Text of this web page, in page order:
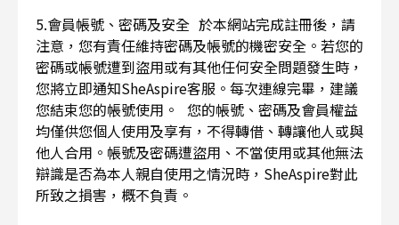
5.會員帳號、密碼及安全 於本網站完成註冊後，請
注意，您有責任維持密碼及帳號的機密安全。若您的
密碼或帳號遭到盜用或有其他任何安全問題發生時，
您將立即通知SheAspire客服。每次連線完畢，建議
您結束您的帳號使用。 您的帳號、密碼及會員權益
均僅供您個人使用及享有，不得轉借、轉讓他人或與
他人合用。帳號及密碼遭盜用、不當使用或其他無法
辯識是否為本人親自使用之情況時，SheAspire對此
所致之損害，概不負責。